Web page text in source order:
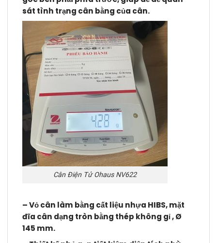
sát tình trạng cân bằng của cân.
Cân Điện Tử Ohaus NV622
– Vỏ cân làm bằng cất liệu nhựa HIBS, mặt
đĩa cân dạng tròn bằng thép không gỉ , Ø
145 mm.